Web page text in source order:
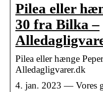
Pilea eller
30 fra Bilka –
Pilea eller hænge
Alledagligvarer.dk
4. jan. 2023 — Vores